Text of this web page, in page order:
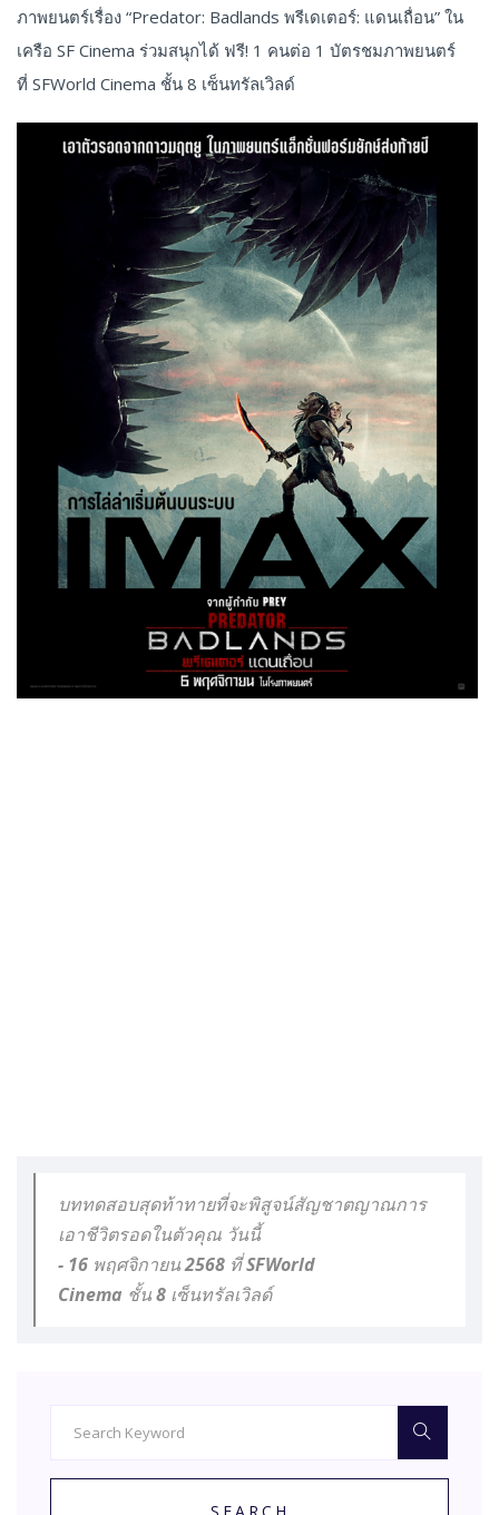
ภาพยนตร์เรื่อง “Predator: Badlands พรีเดเตอร์: แดนเถื่อน” ใน
เครือ SF Cinema ร่วมสนุกได้ ฟรี! 1 คนต่อ 1 บัตรชมภาพยนตร์
ที่ SFWorld Cinema ชั้น 8 เซ็นทรัลเวิลด์
บททดสอบสุดท้าทายที่จะพิสูจน์สัญชาตญาณการ
เอาชีวิตรอดในตัวคุณ วันนี้
- 16 พฤศจิกายน 2568 ที่ SFWorld
Cinema ชั้น 8 เซ็นทรัลเวิลด์